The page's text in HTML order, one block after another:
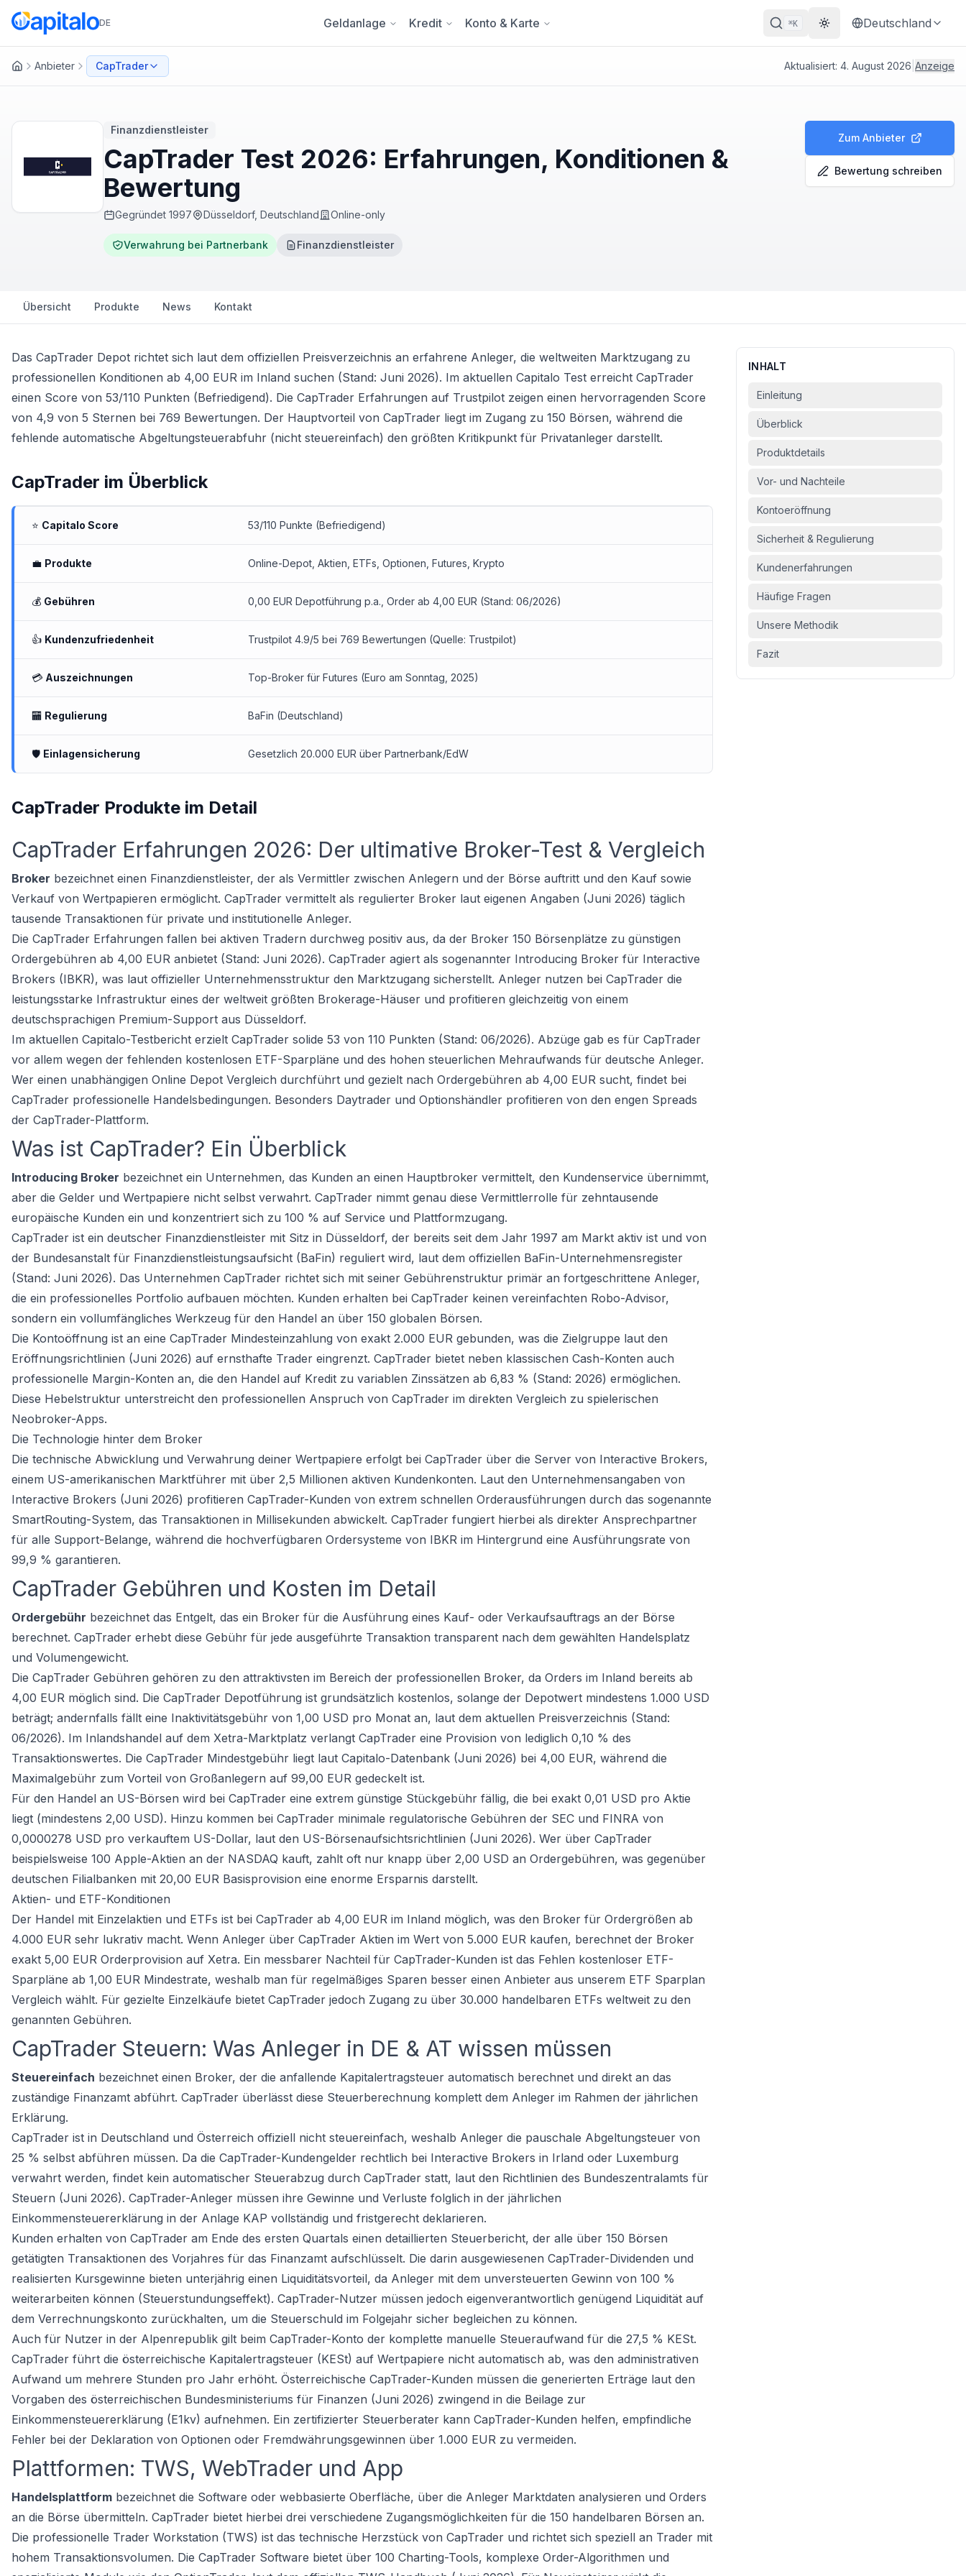
DE Geldanlage Kredit Konto & Karte ⌘K Theme wechseln
Deutschland
Anbieter CapTrader Aktualisiert: 4. August 2026 Anzeige
Finanzdienstleister
CapTrader Test 2026: Erfahrungen, Konditionen &
Bewertung
Gegründet 1997 Düsseldorf, Deutschland Online-only
Verwahrung bei Partnerbank Finanzdienstleister
Zum Anbieter
Bewertung schreiben
Übersicht Produkte News Kontakt
Das CapTrader Depot richtet sich laut dem offiziellen Preisverzeichnis an erfahrene Anleger, die weltweiten Marktzugang zu
professionellen Konditionen ab 4,00 EUR im Inland suchen (Stand: Juni 2026). Im aktuellen Capitalo Test erreicht CapTrader
einen Score von 53/110 Punkten (Befriedigend). Die CapTrader Erfahrungen auf Trustpilot zeigen einen hervorragenden Score
von 4,9 von 5 Sternen bei 769 Bewertungen. Der Hauptvorteil von CapTrader liegt im Zugang zu 150 Börsen, während die
fehlende automatische Abgeltungsteuerabfuhr (nicht steuereinfach) den größten Kritikpunkt für Privatanleger darstellt.
CapTrader im Überblick
⭐ Capitalo Score 53/110 Punkte (Befriedigend)
💼 Produkte Online-Depot , Aktien, ETFs, Optionen, Futures, Krypto
💰 Gebühren 0,00 EUR Depotführung p.a., Order ab 4,00 EUR (Stand: 06/2026)
👍 Kundenzufriedenheit Trustpilot 4.9/5 bei 769 Bewertungen (Quelle: Trustpilot)
💳 Auszeichnungen Top-Broker für Futures (Euro am Sonntag, 2025)
🏧 Regulierung BaFin (Deutschland)
🛡 Einlagensicherung Gesetzlich 20.000 EUR über Partnerbank/EdW
CapTrader Produkte im Detail
CapTrader Erfahrungen 2026: Der ultimative Broker-Test & Vergleich
Broker bezeichnet einen Finanzdienstleister, der als Vermittler zwischen Anlegern und der Börse auftritt und den Kauf sowie
Verkauf von Wertpapieren ermöglicht. CapTrader vermittelt als regulierter Broker laut eigenen Angaben (Juni 2026) täglich
tausende Transaktionen für private und institutionelle Anleger.
Die CapTrader Erfahrungen fallen bei aktiven Tradern durchweg positiv aus, da der Broker 150 Börsenplätze zu günstigen
Ordergebühren ab 4,00 EUR anbietet (Stand: Juni 2026). CapTrader agiert als sogenannter Introducing Broker für Interactive
Brokers (IBKR), was laut offizieller Unternehmensstruktur den Marktzugang sicherstellt. Anleger nutzen bei CapTrader die
leistungsstarke Infrastruktur eines der weltweit größten Brokerage-Häuser und profitieren gleichzeitig von einem
deutschsprachigen Premium-Support aus Düsseldorf.
Im aktuellen Capitalo-Testbericht erzielt CapTrader solide 53 von 110 Punkten (Stand: 06/2026). Abzüge gab es für CapTrader
vor allem wegen der fehlenden kostenlosen ETF-Sparpläne und des hohen steuerlichen Mehraufwands für deutsche Anleger.
Wer einen unabhängigen Online Depot Vergleich durchführt und gezielt nach Ordergebühren ab 4,00 EUR sucht, findet bei
CapTrader professionelle Handelsbedingungen. Besonders Daytrader und Optionshändler profitieren von den engen Spreads
der CapTrader-Plattform.
Was ist CapTrader? Ein Überblick
Introducing Broker bezeichnet ein Unternehmen, das Kunden an einen Hauptbroker vermittelt, den Kundenservice übernimmt,
aber die Gelder und Wertpapiere nicht selbst verwahrt. CapTrader nimmt genau diese Vermittlerrolle für zehntausende
europäische Kunden ein und konzentriert sich zu 100 % auf Service und Plattformzugang.
CapTrader ist ein deutscher Finanzdienstleister mit Sitz in Düsseldorf, der bereits seit dem Jahr 1997 am Markt aktiv ist und von
der Bundesanstalt für Finanzdienstleistungsaufsicht (BaFin) reguliert wird, laut dem offiziellen BaFin-Unternehmensregister
(Stand: Juni 2026). Das Unternehmen CapTrader richtet sich mit seiner Gebührenstruktur primär an fortgeschrittene Anleger,
die ein professionelles Portfolio aufbauen möchten. Kunden erhalten bei CapTrader keinen vereinfachten Robo-Advisor,
sondern ein vollumfängliches Werkzeug für den Handel an über 150 globalen Börsen.
Die Kontoöffnung ist an eine CapTrader Mindesteinzahlung von exakt 2.000 EUR gebunden, was die Zielgruppe laut den
Eröffnungsrichtlinien (Juni 2026) auf ernsthafte Trader eingrenzt. CapTrader bietet neben klassischen Cash-Konten auch
professionelle Margin-Konten an, die den Handel auf Kredit zu variablen Zinssätzen ab 6,83 % (Stand: 2026) ermöglichen.
Diese Hebelstruktur unterstreicht den professionellen Anspruch von CapTrader im direkten Vergleich zu spielerischen
Neobroker-Apps.
Die Technologie hinter dem Broker
Die technische Abwicklung und Verwahrung deiner Wertpapiere erfolgt bei CapTrader über die Server von Interactive Brokers,
einem US-amerikanischen Marktführer mit über 2,5 Millionen aktiven Kundenkonten. Laut den Unternehmensangaben von
Interactive Brokers (Juni 2026) profitieren CapTrader-Kunden von extrem schnellen Orderausführungen durch das sogenannte
SmartRouting-System, das Transaktionen in Millisekunden abwickelt. CapTrader fungiert hierbei als direkter Ansprechpartner
für alle Support-Belange, während die hochverfügbaren Ordersysteme von IBKR im Hintergrund eine Ausführungsrate von
99,9 % garantieren.
CapTrader Gebühren und Kosten im Detail
Ordergebühr bezeichnet das Entgelt, das ein Broker für die Ausführung eines Kauf- oder Verkaufsauftrags an der Börse
berechnet. CapTrader erhebt diese Gebühr für jede ausgeführte Transaktion transparent nach dem gewählten Handelsplatz
und Volumengewicht.
Die CapTrader Gebühren gehören zu den attraktivsten im Bereich der professionellen Broker, da Orders im Inland bereits ab
4,00 EUR möglich sind. Die CapTrader Depotführung ist grundsätzlich kostenlos, solange der Depotwert mindestens 1.000 USD
beträgt; andernfalls fällt eine Inaktivitätsgebühr von 1,00 USD pro Monat an, laut dem aktuellen Preisverzeichnis (Stand:
06/2026). Im Inlandshandel auf dem Xetra-Marktplatz verlangt CapTrader eine Provision von lediglich 0,10 % des
Transaktionswertes. Die CapTrader Mindestgebühr liegt laut Capitalo-Datenbank (Juni 2026) bei 4,00 EUR, während die
Maximalgebühr zum Vorteil von Großanlegern auf 99,00 EUR gedeckelt ist.
Für den Handel an US-Börsen wird bei CapTrader eine extrem günstige Stückgebühr fällig, die bei exakt 0,01 USD pro Aktie
liegt (mindestens 2,00 USD). Hinzu kommen bei CapTrader minimale regulatorische Gebühren der SEC und FINRA von
0,0000278 USD pro verkauftem US-Dollar, laut den US-Börsenaufsichtsrichtlinien (Juni 2026). Wer über CapTrader
beispielsweise 100 Apple-Aktien an der NASDAQ kauft, zahlt oft nur knapp über 2,00 USD an Ordergebühren, was gegenüber
deutschen Filialbanken mit 20,00 EUR Basisprovision eine enorme Ersparnis darstellt.
Aktien- und ETF-Konditionen
Der Handel mit Einzelaktien und ETFs ist bei CapTrader ab 4,00 EUR im Inland möglich, was den Broker für Ordergrößen ab
4.000 EUR sehr lukrativ macht. Wenn Anleger über CapTrader Aktien im Wert von 5.000 EUR kaufen, berechnet der Broker
exakt 5,00 EUR Orderprovision auf Xetra. Ein messbarer Nachteil für CapTrader-Kunden ist das Fehlen kostenloser ETF-
Sparpläne ab 1,00 EUR Mindestrate, weshalb man für regelmäßiges Sparen besser einen Anbieter aus unserem ETF Sparplan
Vergleich wählt. Für gezielte Einzelkäufe bietet CapTrader jedoch Zugang zu über 30.000 handelbaren ETFs weltweit zu den
genannten Gebühren.
CapTrader Steuern: Was Anleger in DE & AT wissen müssen
Steuereinfach bezeichnet einen Broker, der die anfallende Kapitalertragsteuer automatisch berechnet und direkt an das
zuständige Finanzamt abführt. CapTrader überlässt diese Steuerberechnung komplett dem Anleger im Rahmen der jährlichen
Erklärung.
CapTrader ist in Deutschland und Österreich offiziell nicht steuereinfach, weshalb Anleger die pauschale Abgeltungsteuer von
25 % selbst abführen müssen. Da die CapTrader-Kundengelder rechtlich bei Interactive Brokers in Irland oder Luxemburg
verwahrt werden, findet kein automatischer Steuerabzug durch CapTrader statt, laut den Richtlinien des Bundeszentralamts für
Steuern (Juni 2026). CapTrader-Anleger müssen ihre Gewinne und Verluste folglich in der jährlichen
Einkommensteuererklärung in der Anlage KAP vollständig und fristgerecht deklarieren.
Kunden erhalten von CapTrader am Ende des ersten Quartals einen detaillierten Steuerbericht, der alle über 150 Börsen
getätigten Transaktionen des Vorjahres für das Finanzamt aufschlüsselt. Die darin ausgewiesenen CapTrader-Dividenden und
realisierten Kursgewinne bieten unterjährig einen Liquiditätsvorteil, da Anleger mit dem unversteuerten Gewinn von 100 %
weiterarbeiten können (Steuerstundungseffekt). CapTrader-Nutzer müssen jedoch eigenverantwortlich genügend Liquidität auf
dem Verrechnungskonto zurückhalten, um die Steuerschuld im Folgejahr sicher begleichen zu können.
Auch für Nutzer in der Alpenrepublik gilt beim CapTrader-Konto der komplette manuelle Steueraufwand für die 27,5 % KESt.
CapTrader führt die österreichische Kapitalertragsteuer (KESt) auf Wertpapiere nicht automatisch ab, was den administrativen
Aufwand um mehrere Stunden pro Jahr erhöht. Österreichische CapTrader-Kunden müssen die generierten Erträge laut den
Vorgaben des österreichischen Bundesministeriums für Finanzen (Juni 2026) zwingend in die Beilage zur
Einkommensteuererklärung (E1kv) aufnehmen. Ein zertifizierter Steuerberater kann CapTrader-Kunden helfen, empfindliche
Fehler bei der Deklaration von Optionen oder Fremdwährungsgewinnen über 1.000 EUR zu vermeiden.
Plattformen: TWS, WebTrader und App
Handelsplattform bezeichnet die Software oder webbasierte Oberfläche, über die Anleger Marktdaten analysieren und Orders
an die Börse übermitteln. CapTrader bietet hierbei drei verschiedene Zugangsmöglichkeiten für die 150 handelbaren Börsen an.
Die professionelle Trader Workstation (TWS) ist das technische Herzstück von CapTrader und richtet sich speziell an Trader mit
hohem Transaktionsvolumen. Die CapTrader Software bietet über 100 Charting-Tools, komplexe Order-Algorithmen und
INHALT
Einleitung
Überblick
Produktdetails
Vor- und Nachteile
Kontoeröffnung
Sicherheit & Regulierung
Kundenerfahrungen
Häufige Fragen
Unsere Methodik
Fazit